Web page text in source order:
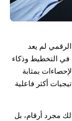
الرقمي لم يعد
في التخطيط وذكاء
بمثابة
أكثر فاعلية
لك مجرد أرقام، بل